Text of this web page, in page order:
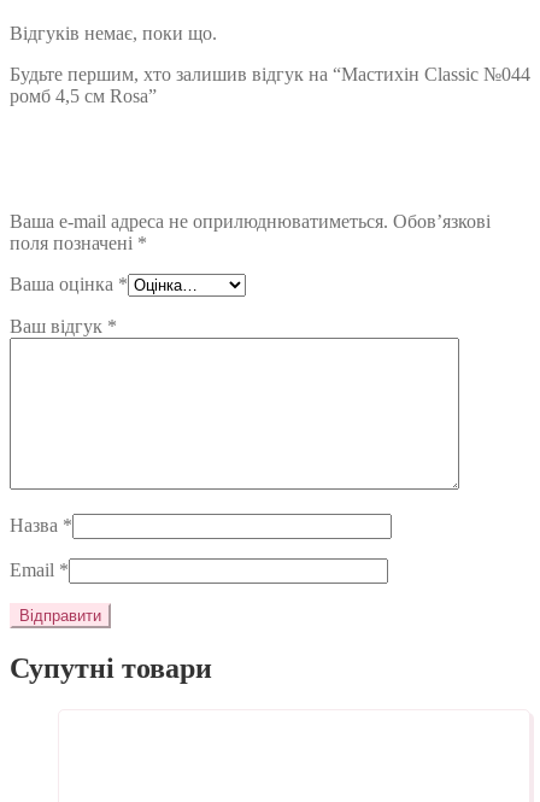
Відгуків немає, поки що.
Будьте першим, хто залишив відгук на “Мастихін Classic №044
ромб 4,5 см Rosa”
Ваша e-mail адреса не оприлюднюватиметься. Обов’язкові
поля позначені *
Ваша оцінка *
Ваш відгук *
Назва *
Email *
Супутні товари